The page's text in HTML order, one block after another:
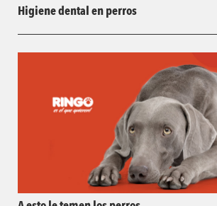
Higiene dental en perros